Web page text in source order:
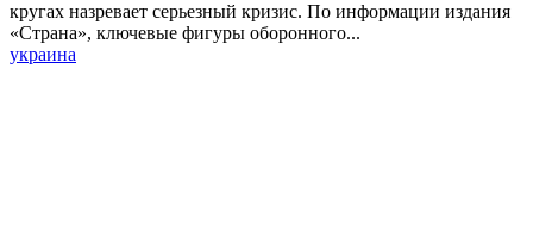
кругах назревает серьезный кризис. По информации издания
«Страна», ключевые фигуры оборонного...
украина